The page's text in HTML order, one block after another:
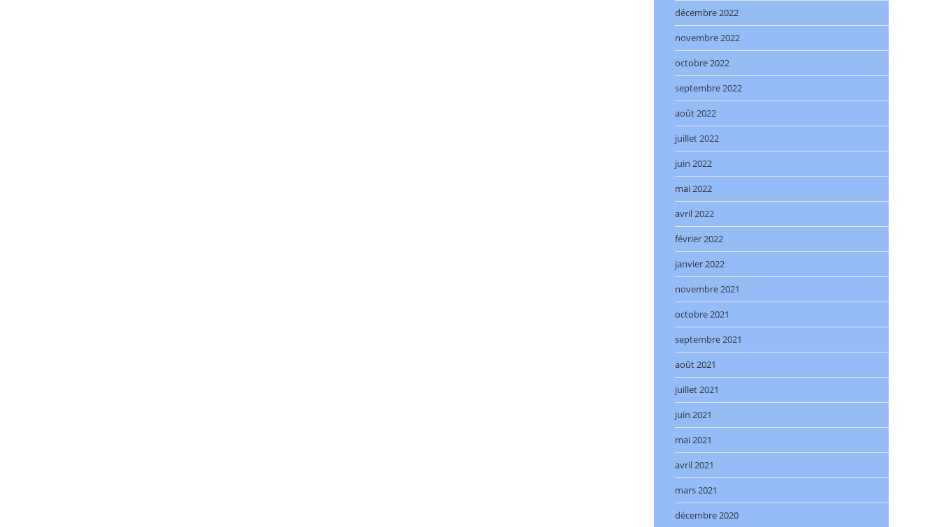
décembre 2022
novembre 2022
octobre 2022
septembre 2022
août 2022
juillet 2022
juin 2022
mai 2022
avril 2022
février 2022
janvier 2022
novembre 2021
octobre 2021
septembre 2021
août 2021
juillet 2021
juin 2021
mai 2021
avril 2021
mars 2021
décembre 2020